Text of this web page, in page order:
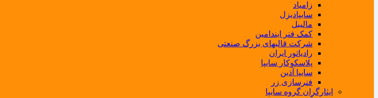
زامیاد
سایپادیزل
مالیبل
کمک فنر ایندامین
شرکت قالبهای بزرگ صنعتی
رادیاتور ایران
پلاسکوکار سایپا
سایپا آذین
فنرسازی زر
ایثارگران گروه سایپا